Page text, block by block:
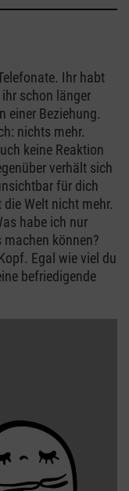
Ihr habt
schon länger
einer Beziehung.
nichts mehr.
keine Reaktion
verhält sich
für dich
Welt nicht mehr.
habe ich nur
können?
Egal wie viel du
befriedigende